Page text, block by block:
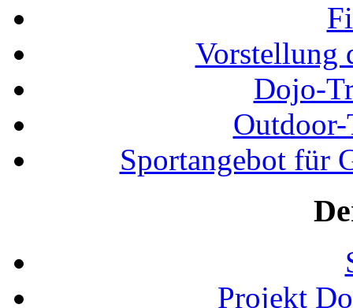
Vorstellung
Dojo-
Sportangebot für
Projekt